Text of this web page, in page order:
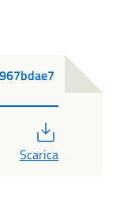
Scarica